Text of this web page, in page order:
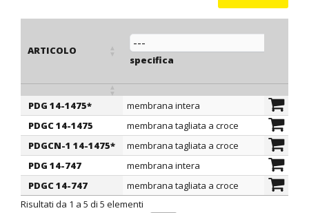
ARTICOLO
specifica
ARTICOLO
specifica
PDG 14-1475* membrana intera
PDGC 14-1475
membrana tagliata a croce
PDGCN-1 14-1475*
membrana tagliata a croce
PDG 14-747
membrana intera
PDGC 14-747
membrana tagliata a croce
Risultati da 1 a 5 di 5 elementi